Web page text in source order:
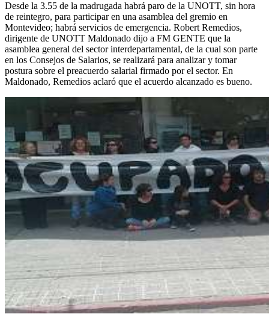
Desde la 3.55 de la madrugada habrá paro de la UNOTT, sin hora
de reintegro, para participar en una asamblea del gremio en
Montevideo; habrá servicios de emergencia. Robert Remedios,
dirigente de UNOTT Maldonado dijo a FM GENTE que la
asamblea general del sector interdepartamental, de la cual son parte
en los Consejos de Salarios, se realizará para analizar y tomar
postura sobre el preacuerdo salarial firmado por el sector. En
Maldonado, Remedios aclaró que el acuerdo alcanzado es bueno.